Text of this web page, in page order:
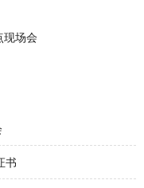
现场会
书